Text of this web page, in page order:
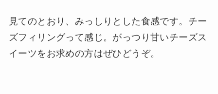
見てのとおり、みっしりとした食感です。チー
ズフィリングって感じ。がっつり甘いチーズス
イーツをお求めの方はぜひどうぞ。